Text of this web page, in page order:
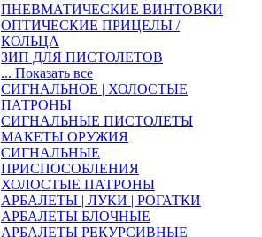
ПНЕВМАТИЧЕСКИЕ ВИНТОВКИ
ОПТИЧЕСКИЕ ПРИЦЕЛЫ /
КОЛЬЦА
ЗИП ДЛЯ ПИСТОЛЕТОВ
... Показать все
СИГНАЛЬНОЕ | ХОЛОСТЫЕ
ПАТРОНЫ
СИГНАЛЬНЫЕ ПИСТОЛЕТЫ
МАКЕТЫ ОРУЖИЯ
СИГНАЛЬНЫЕ
ПРИСПОСОБЛЕНИЯ
ХОЛОСТЫЕ ПАТРОНЫ
АРБАЛЕТЫ | ЛУКИ | РОГАТКИ
АРБАЛЕТЫ БЛОЧНЫЕ
АРБАЛЕТЫ РЕКУРСИВНЫЕ